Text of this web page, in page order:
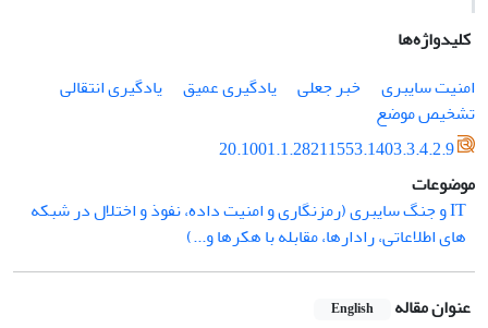
کلیدواژه‌ها
امنیت سایبری
خبر جعلی یادگیری عمیق
یادگیری انتقالی
تشخیص‌ موضع
20.1001.1.28211553.1403.3.4.2.9
موضوعات
IT و جنگ سایبری (رمزنگاری و امنیت داده، نفوذ و اختلال در شبکه
‌های اطلاعاتی، رادارها، مقابله با هکرها و...)
عنوان مقاله English